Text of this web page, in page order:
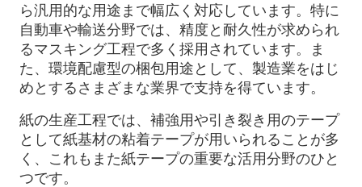
ら汎用的な用途まで幅広く対応しています。特に
自動車や輸送分野では、精度と耐久性が求められ
るマスキング工程で多く採用されています。ま
た、環境配慮型の梱包用途として、製造業をはじ
めとするさまざまな業界で支持を得ています。
紙の生産工程では、補強用や引き裂き用のテープ
として紙基材の粘着テープが用いられることが多
く、これもまた紙テープの重要な活用分野のひと
つです。